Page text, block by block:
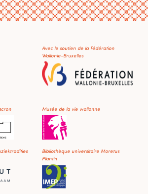
Avec le soutien de la Fédération
Wallonie-Bruxelles
Musée de la vie wallonne
Bibliothèque universitaire Moretus
Plantin